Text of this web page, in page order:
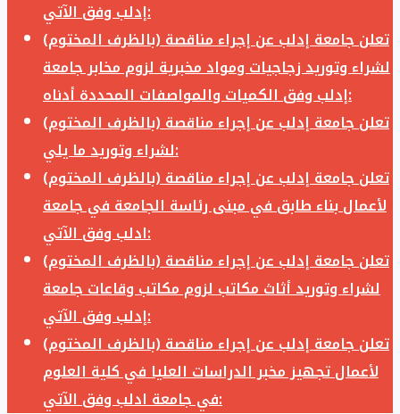
إدلب وفق الآتي:
تعلن جامعة إدلب عن إجراء مناقصة (بالظرف المختوم)
لشراء وتوريد زجاجيات ومواد مخبرية لزوم مخابر جامعة
إدلب وفق الكميات والمواصفات المحددة أدناه:
تعلن جامعة إدلب عن إجراء مناقصة (بالظرف المختوم)
لشراء وتوريد ما يلي:
تعلن جامعة إدلب عن إجراء مناقصة (بالظرف المختوم)
لأعمال بناء طابق في مبنى رئاسة الجامعة في جامعة
ادلب وفق الآتي:
تعلن جامعة إدلب عن إجراء مناقصة (بالظرف المختوم)
لشراء وتوريد أثاث مكاتب لزوم مكاتب وقاعات جامعة
إدلب وفق الآتي:
تعلن جامعة إدلب عن إجراء مناقصة (بالظرف المختوم)
لأعمال تجهيز مخبر الدراسات العليا في كلية العلوم
في جامعة ادلب وفق الآتي: